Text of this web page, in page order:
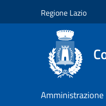
Regione Lazio
Amministrazione